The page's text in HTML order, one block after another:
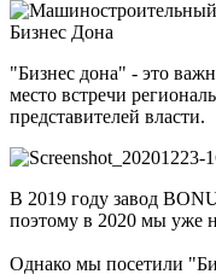
"Бизнес дона" - это
место встречи
представителей власти.
В 2019 году завод
поэтому в 2020 мы уже
Однако мы посетили